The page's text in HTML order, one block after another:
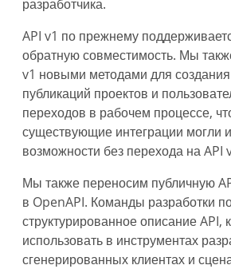
разработчика.
API v1 по прежнему
обратную совместимость. Мы
v1 новыми методами для создания
публикаций проектов и
переходов в рабочем процессе,
существующие интеграции могли
возможности без перехода на API
Мы также переносим публичную
в OpenAPI. Команды разработки
структурированное описание API,
использовать в инструментах
сгенерированных клиентах и